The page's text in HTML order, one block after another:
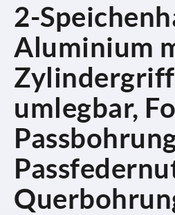
2-
Aluminium
Zylindergriff
umlegbar,